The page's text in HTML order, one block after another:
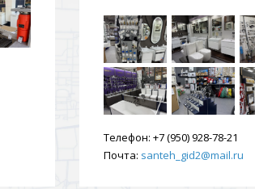
Телефон: +7 (950) 928-78-21
Почта: santeh_gid2@mail.ru